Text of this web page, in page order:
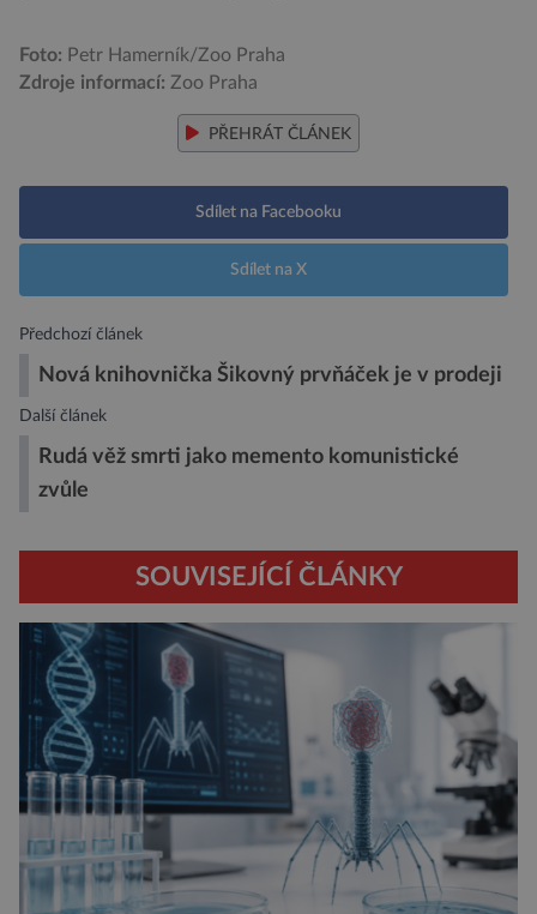
Foto: Petr Hamerník/Zoo Praha
Zdroje informací: Zoo Praha
PŘEHRÁT ČLÁNEK
Sdílet na Facebooku
Sdílet na X
Předchozí článek
Nová knihovnička Šikovný prvňáček je v prodeji
Další článek
Rudá věž smrti jako memento komunistické
zvůle
SOUVISEJÍCÍ ČLÁNKY